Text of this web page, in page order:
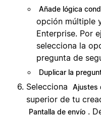
Añade lógica
opción múltiple
Enterprise. Por
selecciona la
pregunta de
Duplicar la
Selecciona
Ajustes
superior de tu
Pantalla de envío .